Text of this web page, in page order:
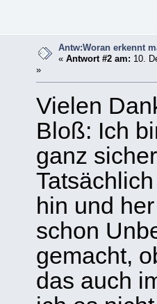
Antw:Woran erkennt
«Antwort #2 am: 10.
»
Vielen
Bloß: Ich
ganz
hin und
schon
gemacht,
das auch